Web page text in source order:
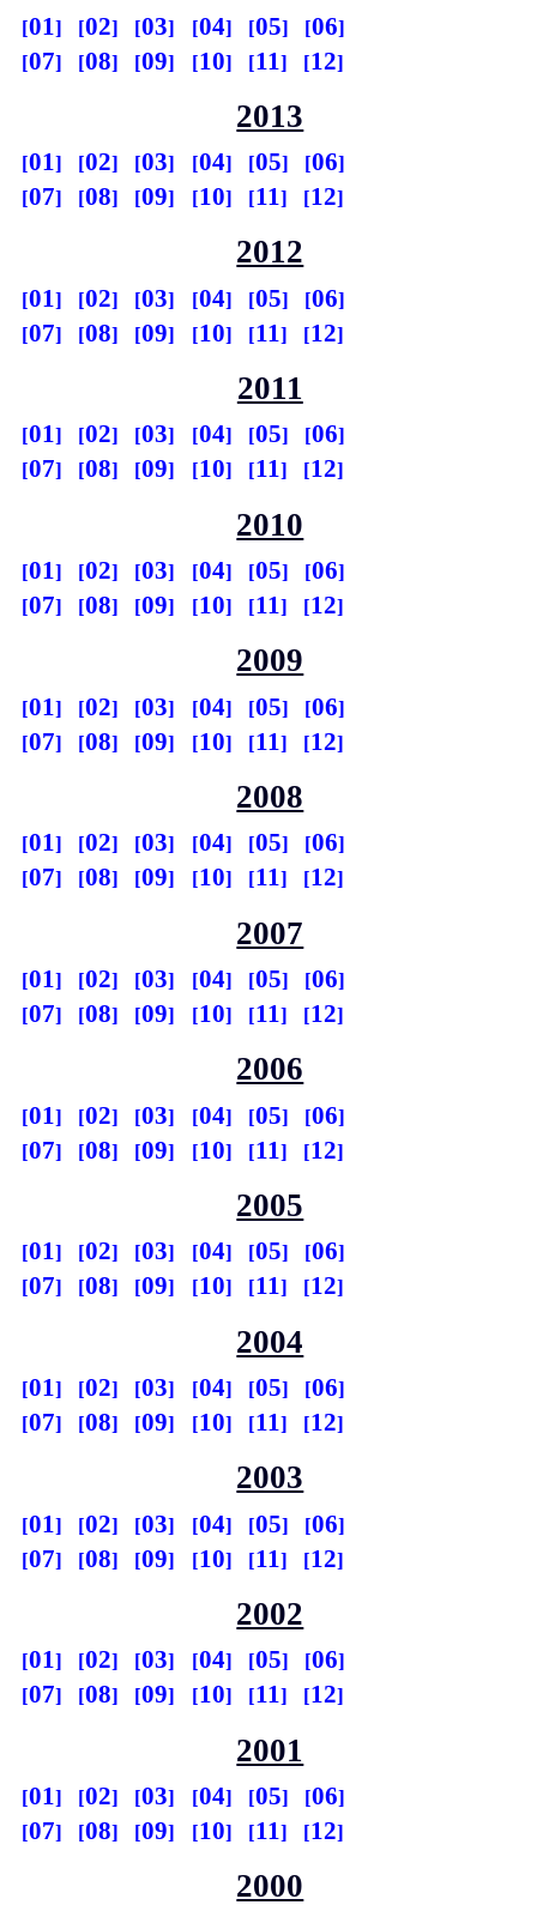
01 02 03 04 05
06
07
08 09 10 11 12
2013
01 02 03 04 05
06
07
08 09 10 11 12
2012
01 02 03 04 05
06
07
08 09 10 11 12
2011
01 02 03 04 05
06
07
08 09 10 11 12
2010
01 02 03 04 05
06
07
08 09 10 11 12
2009
01 02 03 04 05
06
07
08 09 10 11 12
2008
01 02 03 04 05
06
07
08 09 10 11 12
2007
01 02 03 04 05
06
07
08 09 10 11 12
2006
01 02 03 04 05
06
07
08 09 10 11 12
2005
01 02 03 04 05
06
07
08 09 10 11 12
2004
01 02 03 04 05
06
07
08 09 10 11 12
2003
01 02 03 04 05
06
07
08 09 10 11 12
2002
01 02 03 04 05
06
07
08 09 10 11 12
2001
01 02 03 04 05
06
07
08 09 10 11 12
2000